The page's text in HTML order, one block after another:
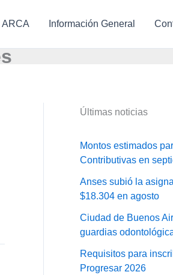
ARCA Información General
Últimas noticias
Montos estimados
Contributivas en
Anses subió la
$18.304 en agosto
Ciudad de Buenos
guardias
Requisitos para
Progresar 2026